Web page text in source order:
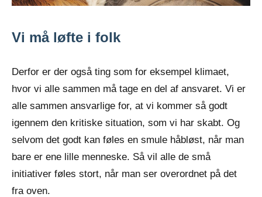
Vi må løfte i folk
Derfor er der også ting som for eksempel klimaet,
hvor vi alle sammen må tage en del af ansvaret. Vi er
alle sammen ansvarlige for, at vi kommer så godt
igennem den kritiske situation, som vi har skabt. Og
selvom det godt kan føles en smule håbløst, når man
bare er ene lille menneske. Så vil alle de små
initiativer føles stort, når man ser overordnet på det
fra oven.